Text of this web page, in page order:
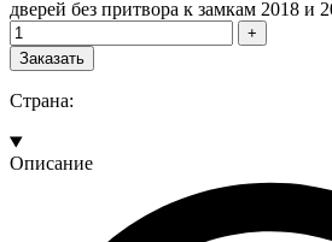
дверей без притвора к замкам 2018 и
Заказать
Страна:
Описание